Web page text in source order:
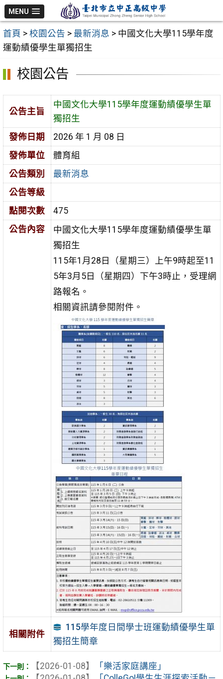
跳
至
主
要
MENU
首頁 > 校園公告 > 最新消息 > 中國文化大學115學年度
運動績優學生單獨招生
校園公告
公告主旨
中國文化大學115學年度運動績優學生單
獨招生
發佈日期
2026 年 1 月 08 日
發佈單位
體育組
公告類別
最新消息
公告等級
點閱次數
475
公告內容
中國文化大學115學年度運動績優學生單
獨招生
115年1月28日（星期三）上午9時起至11
5年3月5日（星期四）下午3時止，受理網
路報名。
相關資訊請參閱附件。
相關附件
115學年度日間學士班運動績優學生單
獨招生簡章
【2026-01-08】
「樂活家庭講座」